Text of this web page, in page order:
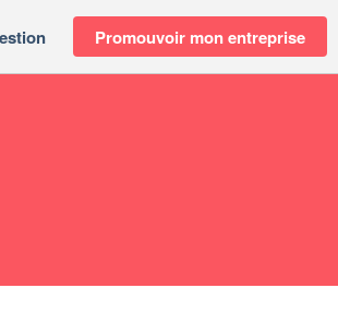
Promouvoir mon entreprise